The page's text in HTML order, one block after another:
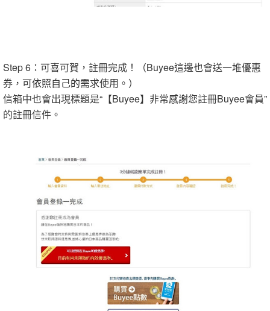
Step 6：可喜可賀，註冊完成！（Buyee這邊也會送一堆優惠
券，可依照自己的需求使用。）
信箱中也會出現標題是“【Buyee】非常感謝您註冊Buyee會員”
的註冊信件。